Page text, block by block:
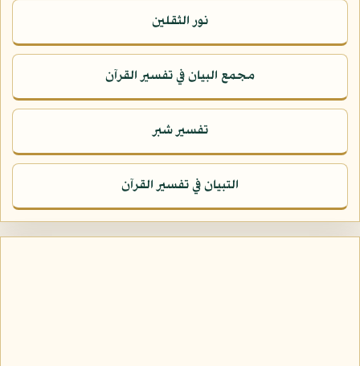
نور الثقلين
مجمع البيان في تفسير القرآن
تفسير شبر
التبيان في تفسير القرآن